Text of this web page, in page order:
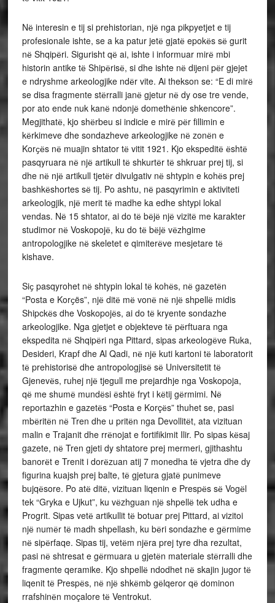
Nё interesin e tij si prehistorian, njё nga pikpyetjet e tij
profesionale ishte, se a ka patur jetё gjatё epokёs sё gurit
nё Shqipёri. Sigurisht qё ai, ishte i informuar mirё mbi
historin antike tё Shipёrisё, si dhe ishte nё dijeni pёr gjejet
e ndryshme arkeologjike ndёr vite. Ai thekson se: “E di mirё
se disa fragmente stёrralli janё gjetur nё dy ose tre vende,
por ato ende nuk kanё ndonjё domethёnie shkencore”.
Megjithatё, kjo shёrbeu si indicie e mirё pёr fillimin e
kёrkimeve dhe sondazheve arkeologjike nё zonёn e
Korҫёs nё muajin shtator tё vitit 1921. Kjo ekspeditё ёshtё
pasqyruara nё njё artikull tё shkurtёr tё shkruar prej tij, si
dhe nё njё artikull tjetёr divulgativ nё shtypin e kohёs prej
bashkёshortes sё tij. Po ashtu, nё pasqyrimin e aktiviteti
arkeologjik, njё merit tё madhe ka edhe shtypi lokal
vendas. Nё 15 shtator, ai do tё bёjё njё vizitё me karakter
studimor nё Voskopojё, ku do tё bёjё vёzhgime
antropologjike nё skeletet e qimiterёve mesjetare tё
kishave.
Siҫ pasqyrohet nё shtypin lokal tё kohёs, nё gazetёn
“Posta e Korҫës”, njё ditё mё vonё nё njё shpellё midis
Shipckёs dhe Voskopojёs, ai do tё kryente sondazhe
arkeologjike. Nga gjetjet e objekteve tё pёrftuara nga
ekspedita nё Shqipёri nga Pittard, sipas arkeologёve Ruka,
Desideri, Krapf dhe Al Qadi, nё njё kuti kartoni tё laboratorit
tё prehistorisё dhe antropologjisё sё Universitetit tё
Gjenevёs, ruhej njё tjegull me prejardhje nga Voskopoja,
qё me shumё mundёsi ёshtё fryt i kёtij gёrmimi. Nё
reportazhin e gazetёs “Posta e Korçёs” thuhet se, pasi
mbёritёn nё Tren dhe u pritёn nga Devollitёt, ata vizituan
malin e Trajanit dhe rrёnojat e fortifikimit Ilir. Po sipas kёsaj
gazete, nё Tren gjeti dy shtatore prej mermeri, gjithashtu
banorёt e Trenit i dorёzuan atij 7 monedha tё vjetra dhe dy
figurina kuajsh prej balte, tё gjetura gjatё punimeve
bujqёsore. Po atё ditё, vizituan liqenin e Prespёs sё Vogёl
tek “Gryka e Ujkut”, ku vёzhguan njё shpellё tek udha e
Progrit. Sipas vetё artikullit tё botuar prej Pittard, ai vizitoi
njё numёr tё madh shpellash, ku bёri sondazhe e gёrmime
nё sipёrfaqe. Sipas tij, vetёm njёra prej tyre dha rezultat,
pasi nё shtresat e gёrmuara u gjetёn materiale stёrralli dhe
fragmente qeramike. Kjo shpellё ndodhet nё skajin jugor tё
liqenit tё Prespёs, nё njё shkёmb gёlqeror qё dominon
rrafshinёn moçalore tё Ventrokut.